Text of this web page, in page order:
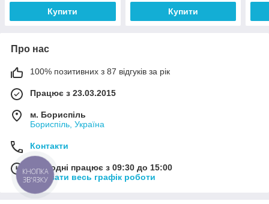
Купити Купити
Про нас
100% позитивних з 87 відгуків за рік
Працює з 23.03.2015
м. Бориспіль
Бориспіль, Україна
Контакти
Сьогодні працює з 09:30 до 15:00
Показати весь графік роботи
КНОПКА
ЗВ'ЯЗКУ